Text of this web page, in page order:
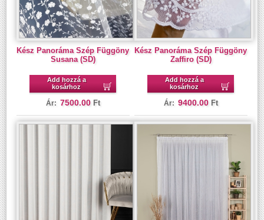
Kész Panoráma Szép Függöny
Susana (SD)
Add hozzá a
kosárhoz
Ár: 7500.00 Ft
Kész Panoráma Szép Függöny
Zaffiro (SD)
Add hozzá a
kosárhoz
Ár: 9400.00 Ft